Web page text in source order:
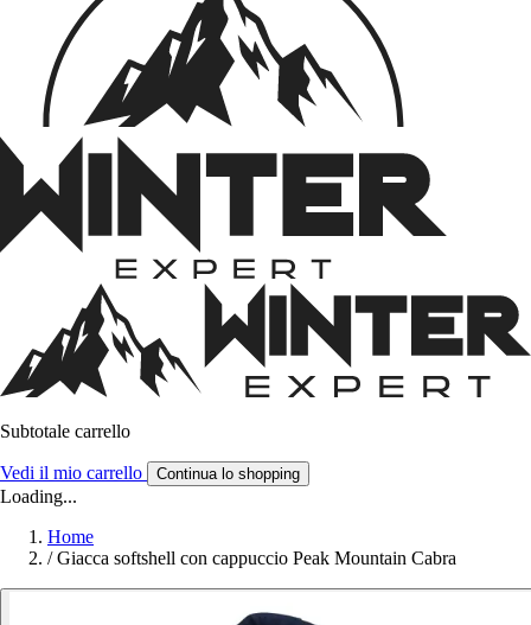
Subtotale carrello
Vedi il mio carrello Continua lo shopping
Loading...
Home
/ Giacca softshell con cappuccio Peak Mountain Cabra